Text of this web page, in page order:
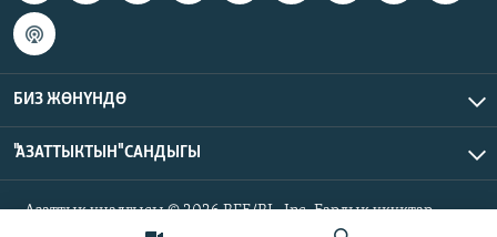
БИЗ ЖӨНҮНДӨ
"АЗАТТЫКТЫН" САНДЫГЫ
Азаттык үналгысы © 2026 RFE/RL, Inc. Бардык укуктар